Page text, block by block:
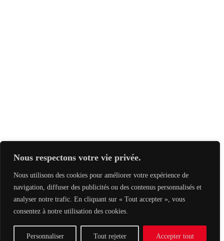
Nous respectons votre vie privée.
Nous utilisons des cookies pour améliorer votre expérience de
navigation, diffuser des publicités ou des contenus personnalisés et
analyser notre trafic. En cliquant sur « Tout accepter », vous
consentez à notre utilisation des cookies.
Personnaliser Tout rejeter Accepter tout